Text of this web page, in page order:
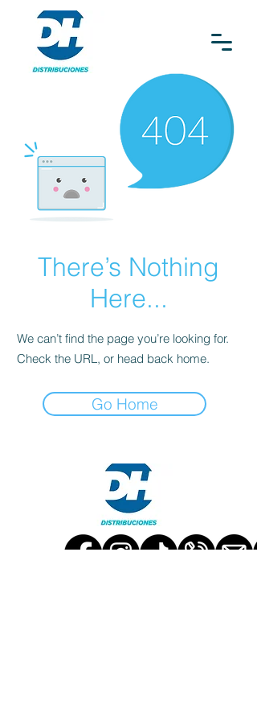
There’s Nothing
Here...
We can’t find the page you’re looking for.
Check the URL, or head back home.
Go Home